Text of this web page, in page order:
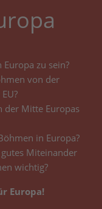
zu sein?
von der
der Mitte Europas
in Europa?
Miteinander
wichtig?
Europa!